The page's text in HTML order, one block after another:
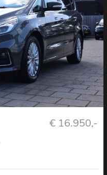
€ 16.950,-